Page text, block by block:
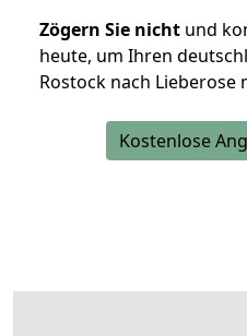
Zögern Sie nicht und
heute, um Ihren
Rostock nach Lieberose
Kostenlose